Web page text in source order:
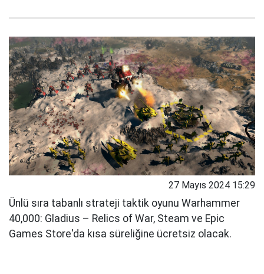
27 Mayıs 2024 15:29
Ünlü sıra tabanlı strateji taktik oyunu Warhammer
40,000: Gladius – Relics of War, Steam ve Epic
Games Store'da kısa süreliğine ücretsiz olacak.